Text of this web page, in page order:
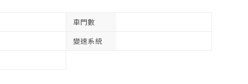
車門數
變速系統